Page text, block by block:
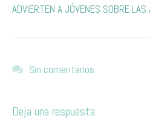
​A​DVIERTEN A JÓVENES SOBRE LAS
Sin comentarios
Deja una respuesta